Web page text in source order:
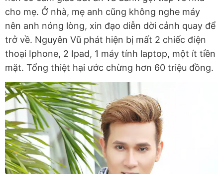
cho mẹ. Ở nhà, mẹ anh cũng không nghe máy
nên anh nóng lòng, xin đạo diễn dời cảnh quay để
trở về. Nguyên Vũ phát hiện bị mất 2 chiếc điện
thoại Iphone, 2 Ipad, 1 máy tính laptop, một ít tiền
mặt. Tổng thiệt hại ước chừng hơn 60 triệu đồng.